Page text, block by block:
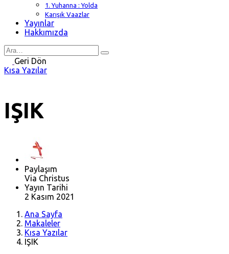
1. Yuhanna : Yolda
Karışık Vaazlar
Yayınlar
Hakkımızda
Search
forGeri Dön
Kısa Yazılar
IŞIK
Paylaşım
Via Christus
Yayın Tarihi
2 Kasım 2021
Ana Sayfa
Makaleler
Kısa Yazılar
IŞIK